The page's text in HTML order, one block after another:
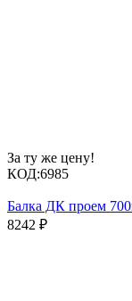
За ту же цену!
КОД:6985
Балка ДК проем
8242 ₽